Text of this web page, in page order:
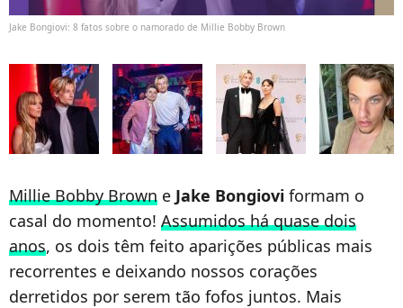
Jake Bongiovi: 8 fatos sobre o namorado de Millie Bobby Brown
Millie Bobby Brown e Jake Bongiovi formam o
casal do momento! Assumidos há quase dois
anos, os dois têm feito aparições públicas mais
recorrentes e deixando nossos corações
derretidos por serem tão fofos juntos. Mais